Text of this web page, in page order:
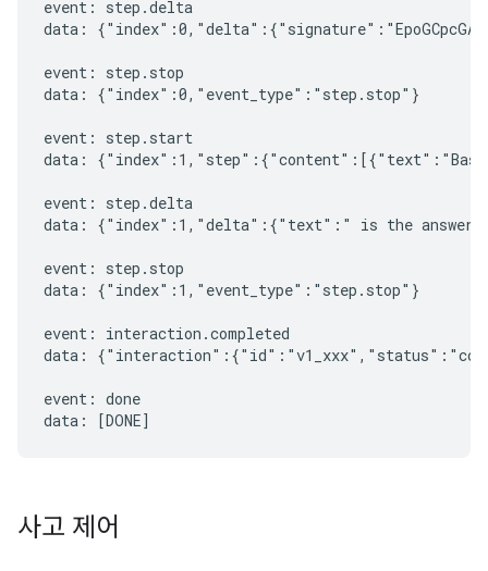
event: step.delta
data:
event: step.stop
data: {"index":0,"event_type":"step.stop"}
event: step.start
data:
event: step.delta
data: {"index":1,"delta":{"text":" is the answer
event: step.stop
data: {"index":1,"event_type":"step.stop"}
event: interaction.completed
data:
event: done
사고 제어